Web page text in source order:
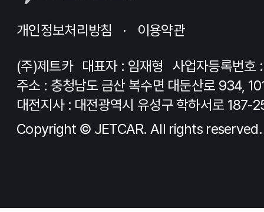
개인정보처리방침 이용약관
(주)제트카 대표자 : 임재형
사업자등록번
주소 : 충청남도 금산 복수면 대둔산로 934,
대전지사 : 대전광역시 유성구 학하서로 187-
Copyright © JETCAR. All rights reserved.